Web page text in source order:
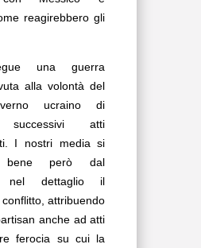
reagirebbero gli
una guerra
alla volontà del
ucraino di
successivi atti
I nostri media si
bene però dal
nel dettaglio il
attribuendo
anche ad atti
ferocia su cui la